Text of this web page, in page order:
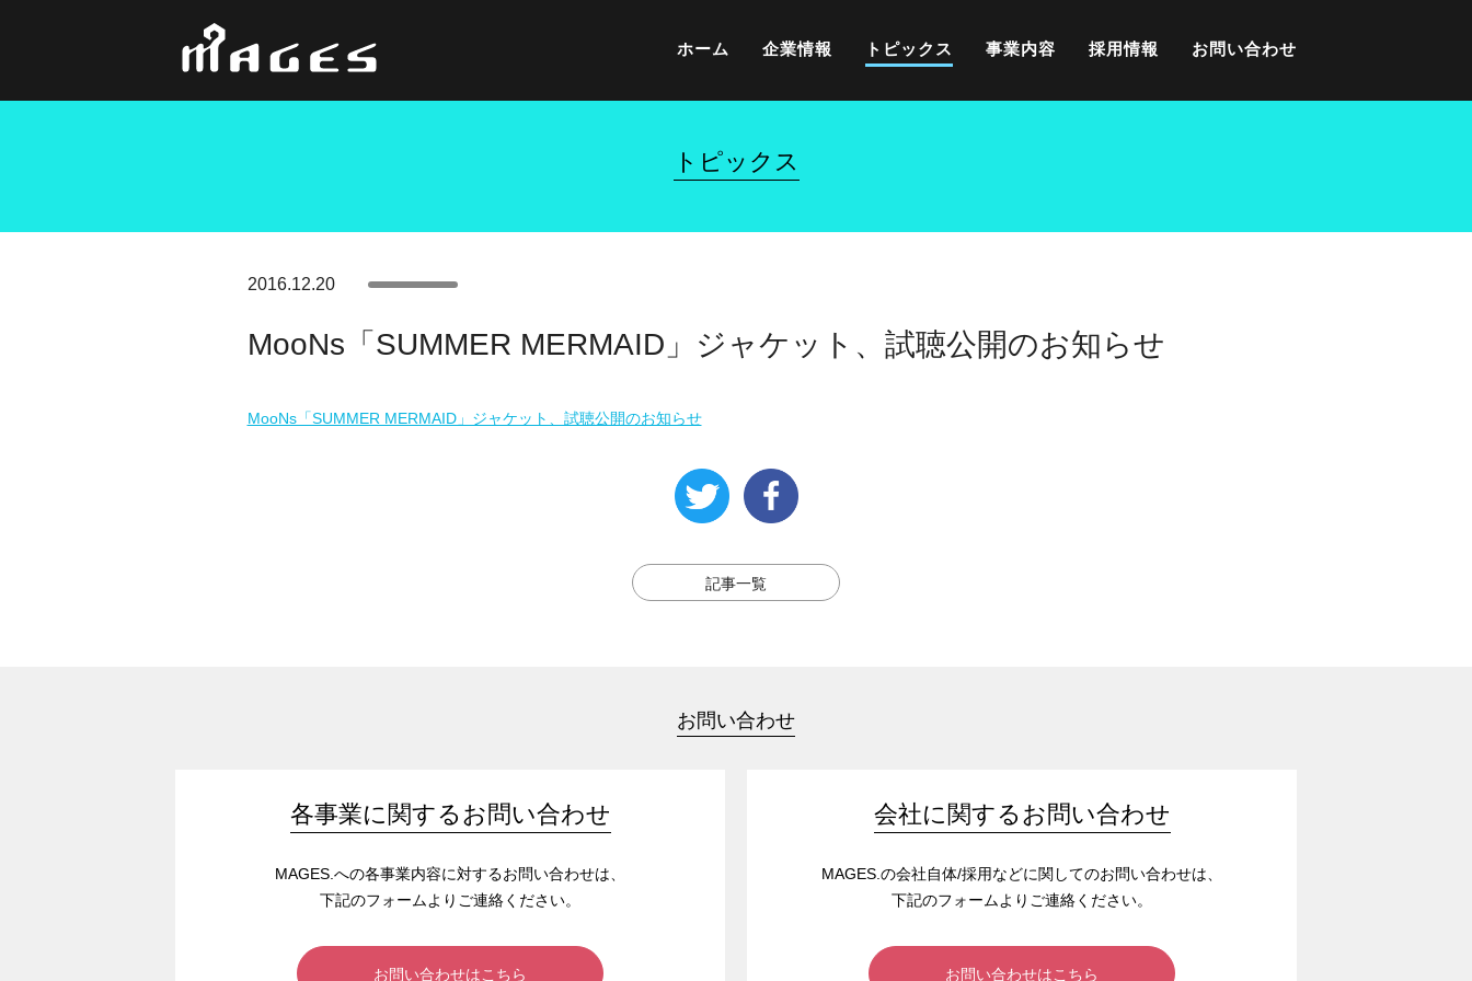
ホーム 企業情報 トピックス 事業内容 採用情報 お問い合わせ
トピックス
2016.12.20
MooNs「SUMMER MERMAID」ジャケット、試聴公開のお知らせ
MooNs「SUMMER MERMAID」ジャケット、試聴公開のお知らせ
記事一覧
お問い合わせ
各事業に関するお問い合わせ
MAGES.への各事業内容に対するお問い合わせは、
下記のフォームよりご連絡ください。
お問い合わせはこちら
会社に関するお問い合わせ
MAGES.の会社自体/採用などに関してのお問い合わせは、
下記のフォームよりご連絡ください。
お問い合わせはこちら